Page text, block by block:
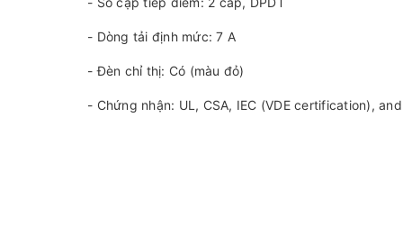
- Dòng tải định mức: 7 A
- Đèn chỉ thị: Có (màu đỏ)
- Chứng nhận: UL, CSA, IEC (VDE certification),